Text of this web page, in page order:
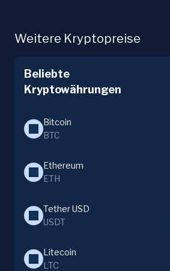
Weitere Kryptopreise
Beliebte
Kryptowährungen
Bitcoin
BTC
Ethereum
ETH
Tether USD
USDT
Litecoin
LTC